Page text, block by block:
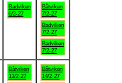
Badviken
6/2-27
Båtviken
7/2-27
Badviken
7/2-27
Badviken
7/2-27
Båtviken
13/2-27
Båtviken
14/2-27